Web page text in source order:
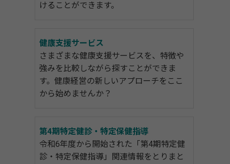
けることができます。
健康支援サービス
さまざまな健康支援サービスを、特徴や
強みを比較しながら探すことができま
す。健康経営の新しいアプローチをここ
から始めませんか？
第4期特定健診・特定保健指導
令和6年度から開始された「第4期特定健
診・特定保健指導」関連情報をとりまと